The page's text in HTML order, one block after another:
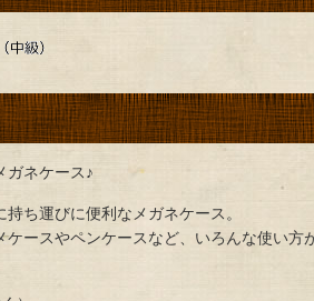
ガネケース♪
ち運びに便利なメガネケース。
ケースやペンケースなど、いろんな使い方